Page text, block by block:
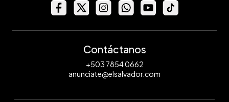
Contáctanos
+503 7854 0662
anunciate@elsalvador.com